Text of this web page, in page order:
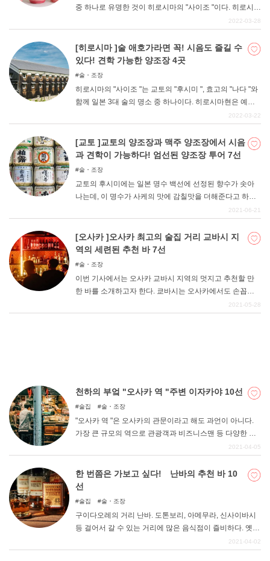
중 하나로 유명한 것이 히로시마의 "사이조 "이다. 히로시마
현은 연수(軟水)를 사용하여 양조되는 향기롭고 드라이한
내 곳곳에서 양조가 이루어지고 있다. 풍요로운 자연 속에
서 생산되는 쌀과 깨끗한 물을 사용해 맛있는 사케가 만들
어지고 있다. 이번에는 히로시마현을 대표하는 사케 7가지
2022-03-28
[히로시마 ]술 애호가라면 꼭! 시음도 즐길 수
있다! 견학 가능한 양조장 4곳
술・조장
히로시마의 "사이조 "는 교토의 "후시미 ", 효고의 "나다 "와
함께 일본 3대 술의 명소 중 하나이다. 히로시마현은 예로
부터 술로 유명하며, 사이조뿐만 아니라 현내 곳곳에 양조
는 사람도 많다. 그래서 이번에는 히로시마에서 견학할 수
있는 양조장과 맛있는 술을 양조하고 있는 양조장 4곳을 소
개합니다!
2022-03-22
[교토 ]교토의 양조장과 맥주 양조장에서 시음
과 견학이 가능하다! 엄선된 양조장 투어 7선
술・조장
교토의 후시미에는 일본 명수 백선에 선정된 향수가 솟아
나는데, 이 명수가 사케의 맛에 감칠맛을 더해준다고 하여
지금도 20개 이상의 사케 양조장이 있다. 그래서 후시미의
대해 잘 모르는 사람도 양조장을 견학할 수 있기 때문에 관
심이 없어도 즐길 수 있습니다. 물론 술을 좋아하는 사람이
라면 시음과 기념품도 받을 수 있어 만족도가 높은 코스입
2021-06-21
[오사카 ]오사카 최고의 술집 거리 교바시 지
역의 세련된 추천 바 7선
술・조장
이번 기사에서는 오사카 교바시 지역의 멋지고 추천할 만
한 바를 소개하고자 한다. 쿄바시는 오사카에서도 손꼽히
는 술집 거리로, 분위기 있는 상점가나 거리에는 분위기 좋
2021-05-28
천하의 부엌 "오사카 역 "주변 이자카야 10선
술집 술・조장
"오사카 역 "은 오사카의 관문이라고 해도 과언이 아니다.
가장 큰 규모의 역으로 관광객과 비즈니스맨 등 다양한 사
거리인 만큼 다양한 이자카야가 있습니다. 술이 맛있는 것
은 물론, 다양한 메뉴를 제공하는 가게, 명물 메뉴가 있는
가게 등, 여러분에게 딱 맞는 좋은 가게를 찾을 수 있을 것
2021-04-05
한 번쯤은 가보고 싶다! 난바의 추천 바 10
선
술집 술・조장
구이다오레의 거리 난바. 도톤보리, 아메무라, 신사이바시
등 걸어서 갈 수 있는 거리에 많은 음식점이 즐비하다. 옛날
부터 내려오는 저렴하고 맛있는 가게부터 최신 맛집까지
2021-04-02